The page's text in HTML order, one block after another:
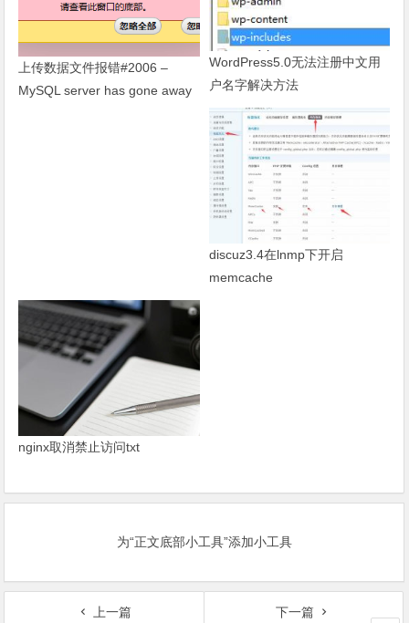
上传数据文件报错#2006 –
MySQL server has gone away
WordPress5.0无法注册中文用
户名字解决方法
discuz3.4在lnmp下开启
memcache
nginx取消禁止访问txt
为“正文底部小工具”添加小工具
上一篇 下一篇